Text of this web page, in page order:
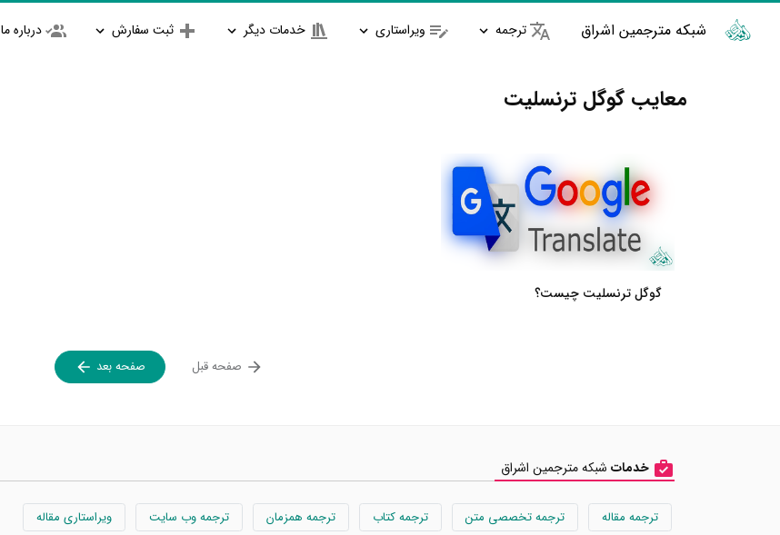
شبکه مترجمین اشراق ترجمه ویراستاری خدمات دیگر ثبت سفارش درباره ما
معایب گوگل ترنسلیت
گوگل ترنسلیت چیست؟
صفحه قبل صفحه بعد
خدمات شبکه مترجمین اشراق
ترجمه مقاله ترجمه تخصصی متن ترجمه کتاب ترجمه همزمان ترجمه وب سایت
ویراستاری مقاله